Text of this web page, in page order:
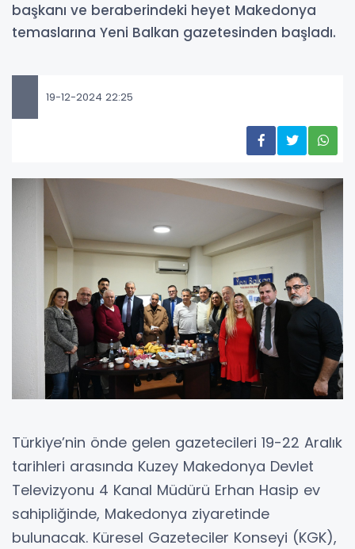
başkanı ve beraberindeki heyet Makedonya
temaslarına Yeni Balkan gazetesinden başladı.
19-12-2024 22:25
Türkiye’nin önde gelen gazetecileri 19-22 Aralık
tarihleri arasında Kuzey Makedonya Devlet
Televizyonu 4 Kanal Müdürü Erhan Hasip ev
sahipliğinde, Makedonya ziyaretinde
bulunacak. Küresel Gazeteciler Konseyi (KGK),